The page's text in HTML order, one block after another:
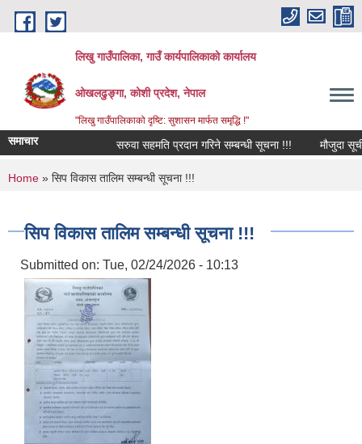
Skip to main content
लिखु गाउँपालिका, गाउँ कार्यपालिकाको कार्यालय
ओखलढुङ्गा, कोशी प्रदेश, नेपाल
"लिखु गाउँपालिकाको दृष्टि: सुशासन मार्फत समृद्धि !"
समाचार सरुवा सहमति प्रदान गरिने सम्बन्धी सूचना !!! मौजुदा
You are here
Home » सिप विकास तालिम सम्बन्धी सूचना !!!
सिप विकास तालिम सम्बन्धी सूचना !!!
Submitted on: Tue, 02/24/2026 - 10:13